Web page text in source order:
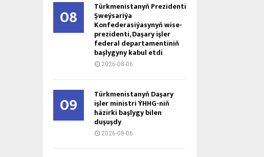
08 Türkmenistanyň Prezidenti
Şweýsariýa
Konfederasiýasynyň wise-
prezidenti, Daşary işler
federal departamentiniň
başlygyny kabul etdi
2026-08-06
09 Türkmenistanyň Daşary
işler ministri ÝHHG-niň
häzirki başlygy bilen
duşuşdy
2026-08-06